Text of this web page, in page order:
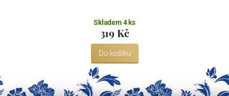
Skladem 4 ks
319 Kč
Do košíku